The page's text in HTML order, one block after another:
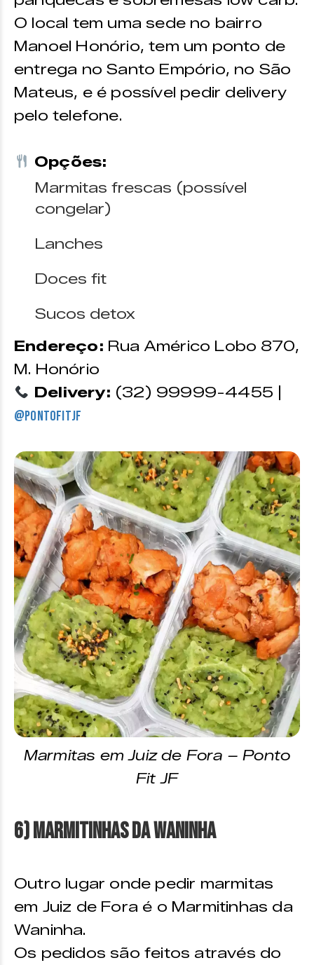
O local tem uma sede no bairro
Manoel Honório, tem um ponto de
entrega no Santo Empório, no São
Mateus, e é possível pedir delivery
pelo telefone.
Opções:
Marmitas frescas (possível
congelar)
Lanches
Doces fit
Sucos detox
Endereço: Rua Américo Lobo 870,
M. Honório
Delivery: (32) 99999-4455 |
@pontofitjf
Marmitas em Juiz de Fora – Ponto
Fit JF
6) Marmitinhas da Waninha
Outro lugar onde pedir marmitas
em Juiz de Fora é o Marmitinhas da
Waninha.
Os pedidos são feitos através do